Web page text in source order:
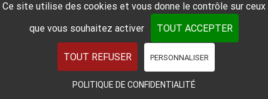
2026 © Ecole de parapente des Arcs
Ce site utilise des cookies et vous donne le contrôle sur ceux
que vous souhaitez activer
TOUT ACCEPTER
TOUT REFUSER PERSONNALISER
POLITIQUE DE CONFIDENTIALITÉ